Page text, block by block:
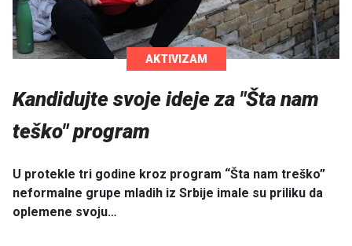
AKTIVIZAM
Kandidujte svoje ideje za "Šta nam
teško" program
U protekle tri godine kroz program “Šta nam treško”
neformalne grupe mladih iz Srbije imale su priliku da
oplemene svoju…